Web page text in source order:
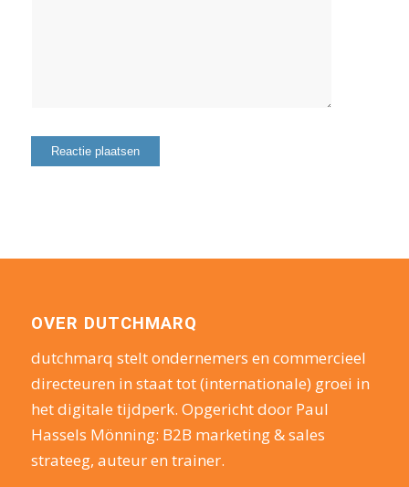
OVER DUTCHMARQ
dutchmarq stelt ondernemers en commercieel
directeuren in staat tot (internationale) groei in
het digitale tijdperk. Opgericht door Paul
Hassels Mönning: B2B marketing & sales
strateeg, auteur en trainer.